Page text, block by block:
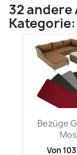
32
Kategorie:
Bezüge
Von